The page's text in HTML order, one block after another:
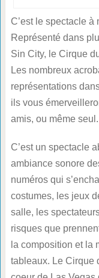
C’est le spectacle à
Représenté dans
Sin City, le Cirque
Les nombreux
représentations
ils vous
amis, ou même seul.
C’est un spectacle
ambiance sonore
numéros qui
costumes, les jeux
salle, les
risques que
la composition et la
tableaux. Le Cirque